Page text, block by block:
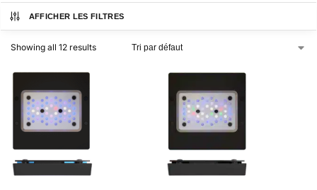
AFFICHER LES FILTRES
Showing all 12 results